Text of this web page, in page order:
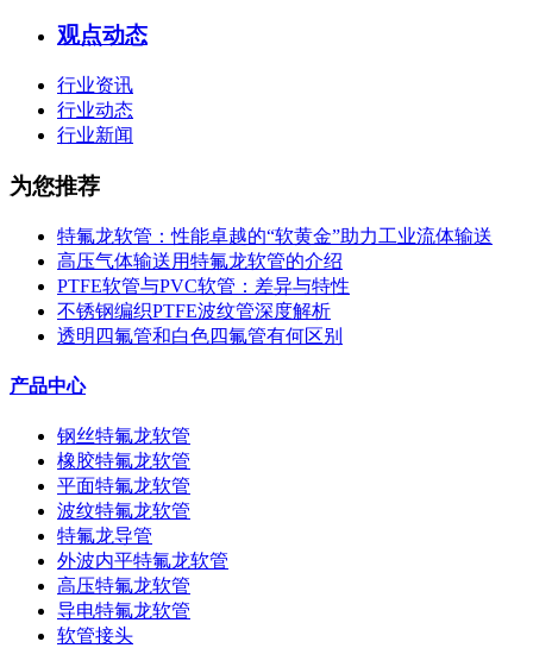
观点动态
行业资讯
行业动态
行业新闻
为您推荐
特氟龙软管：性能卓越的“软黄金”助力工业流体输送
高压气体输送用特氟龙软管的介绍
PTFE软管与PVC软管：差异与特性
不锈钢编织PTFE波纹管深度解析
透明四氟管和白色四氟管有何区别
产品中心
钢丝特氟龙软管
橡胶特氟龙软管
平面特氟龙软管
波纹特氟龙软管
特氟龙导管
外波内平特氟龙软管
高压特氟龙软管
导电特氟龙软管
软管接头